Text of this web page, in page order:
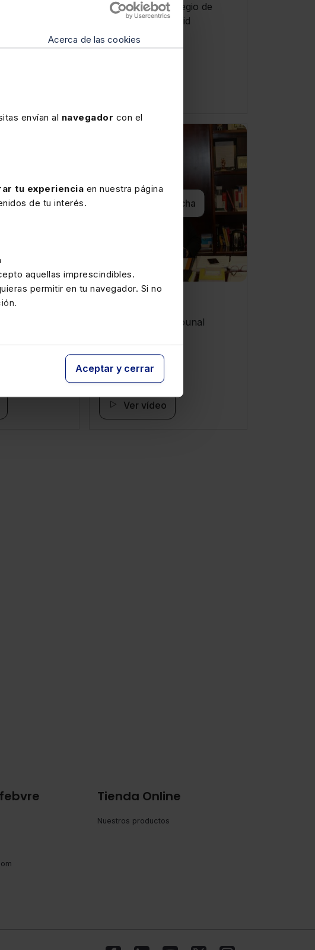
Acerca de las cookies
envían al navegador con el
tu experiencia en nuestra página
de tu interés.
aquellas imprescindibles.
permitir en tu navegador. Si no
Aceptar y cerrar
Ex decano del Colegio de
abogados de Madrid
ficha Ver ficha
Magistrada del Tribunal
Ver vídeo
Tienda Online
Nuestros productos